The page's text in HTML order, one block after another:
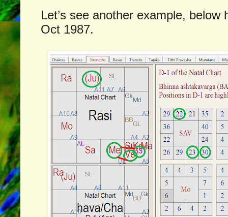
Let’s see another example,
Oct 1987.